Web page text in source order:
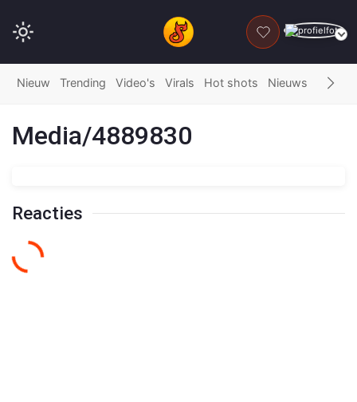
DONEER
Nieuw Trending Video's Virals Hot shots Nieuws Fails
Media/4889830
Reacties